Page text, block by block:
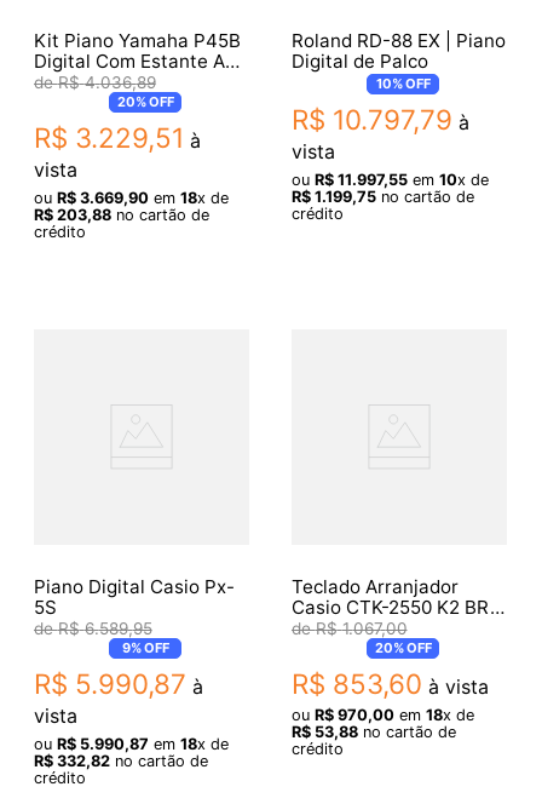
Kit Piano Yamaha P45B
Digital Com Estante Ap
Mobile E Pedal Original
R$ 4.036,89
20%OFF
R$ 3.229,51 à
vista
ou R$ 3.669,90em 18x de
R$ 203,88no cartão de
crédito
Roland RD-88 EX | Piano
Digital de Palco
10%OFF
R$ 10.797,79 à
vista
ou R$ 11.997,55em 10x de
R$ 1.199,75no cartão de
crédito
Piano Digital Casio Px-
5S
R$ 6.589,95
9%OFF
R$ 5.990,87 à
vista
ou R$ 5.990,87 em 18x de
R$ 332,82no cartão de
crédito
Teclado Arranjador
Casio CTK-2550 K2 BR
61 Teclas
R$ 1.067,00
20%OFF
R$ 853,60 à vista
ou R$ 970,00em 18x de
R$ 53,88no cartão de
crédito